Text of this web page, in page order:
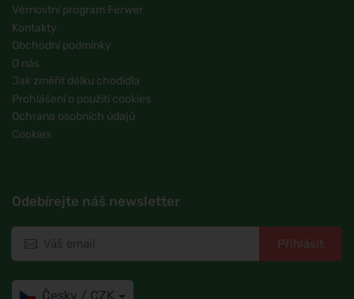
Věrnostní program Ferwer
Kontakty
Obchodní podmínky
O nás
Jak změřit délku chodidla
Prohlášení o použití cookies
Ochrana osobních údajů
Cookies
Odebírejte náš newsletter
Přihlásit
Česky / CZK